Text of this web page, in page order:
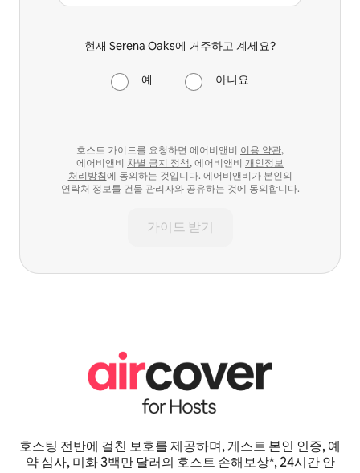
현재 Serena Oaks에 거주하고 계세요?
예 아니요
호스트 가이드를 요청하면 에어비앤비 이용 약관,
에어비앤비 차별 금지 정책, 에어비앤비 개인정보
처리방침에 동의하는 것입니다. 에어비앤비가 본인의
연락처 정보를 건물 관리자와 공유하는 것에 동의합니다.
가이드 받기
호스팅 전반에 걸친 보호를 제공하며, 게스트 본인 인증, 예
약 심사, 미화 3백만 달러의 호스트 손해보상*, 24시간 안